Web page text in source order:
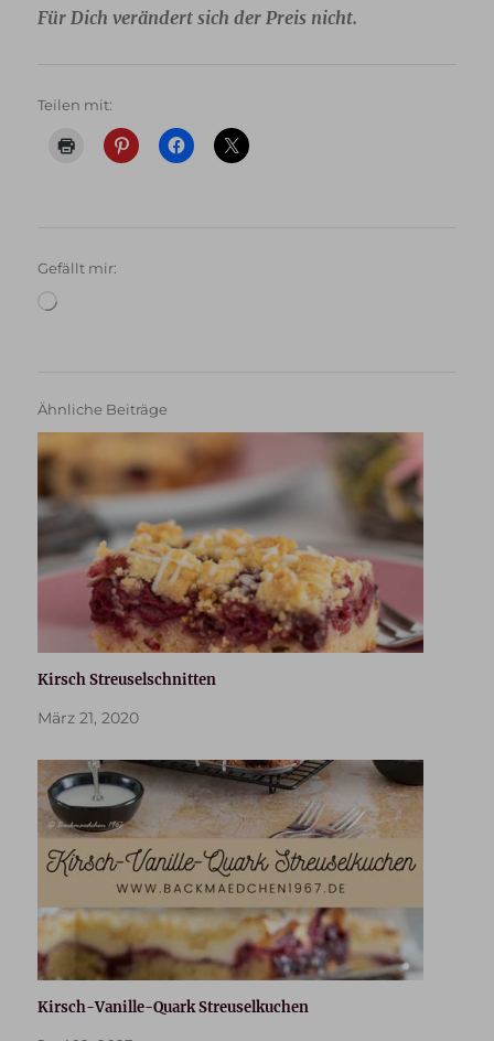
Für Dich verändert sich der Preis nicht.
Teilen mit:
Gefällt mir:
geladen …
Ähnliche Beiträge
Kirsch Streuselschnitten
März 21, 2020
Kirsch-Vanille-Quark Streuselkuchen